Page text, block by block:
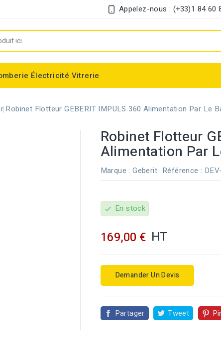
Appelez-nous : (+33)1 84 60
Électricité Vitrerie
Robinet Flotteur GEBERIT IMPULS 360 Alimentation Par Le
Robinet Flotteur
Alimentation Par
Marque : Geberit Référence :
check En stock
169,00 € HT
Demander Un Devis
Partager Tweet